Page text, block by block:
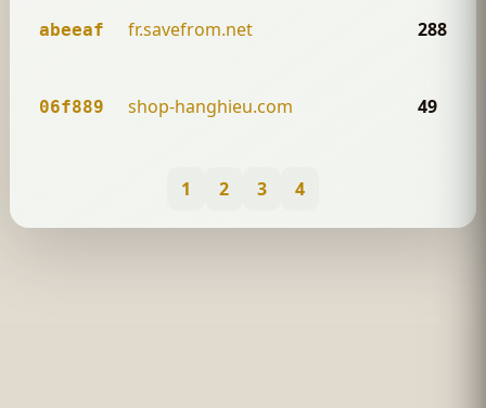
abeeaf fr.savefrom.net 288
06f889 shop-hanghieu.com 49
1 2 3 4